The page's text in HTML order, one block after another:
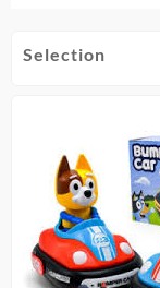
Selection